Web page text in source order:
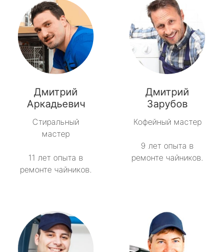
Дмитрий
Аркадьевич
Стиральный
мастер
11 лет опыта в
ремонте чайников.
Дмитрий
Зарубов
Кофейный мастер
9 лет опыта в
ремонте чайников.